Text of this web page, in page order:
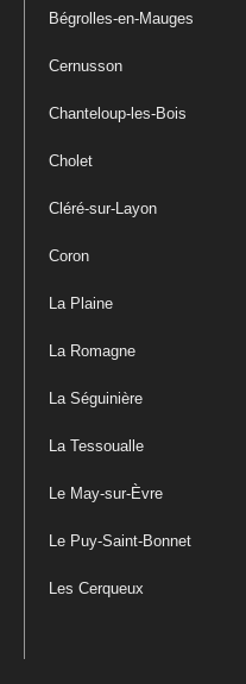
Bégrolles-en-Mauges
Cernusson
Chanteloup-les-Bois
Cholet
Cléré-sur-Layon
Coron
La Plaine
La Romagne
La Séguinière
La Tessoualle
Le May-sur-Èvre
Le Puy-Saint-Bonnet
Les Cerqueux